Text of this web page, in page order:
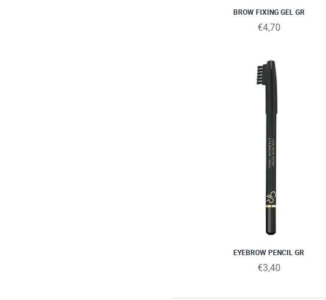
BROW FIXING GEL GR
€4,70
EYEBROW PENCIL GR
€3,40